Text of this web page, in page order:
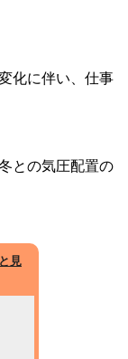
化に伴い、仕事
との気圧配置の
見